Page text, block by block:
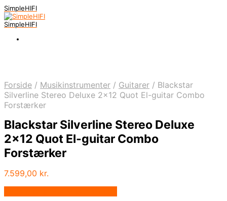
SimpleHIFI
SimpleHIFI
Forside / Musikinstrumenter / Guitarer / Blackstar
Silverline Stereo Deluxe 2×12 Quot El-guitar Combo
Forstærker
Blackstar Silverline Stereo Deluxe
2×12 Quot El-guitar Combo
Forstærker
7.599,00 kr.